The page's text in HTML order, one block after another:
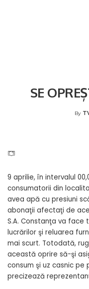
SE
By
9 aprilie, în intervalul
consumatorii din
avea apă cu presiuni
abonaţii afectaţi de
S.A. Constanţa va
lucrărilor şi reluarea
mai scurt. Totodată,
această oprire să-şi
consum şi uz casnic pe
precizează